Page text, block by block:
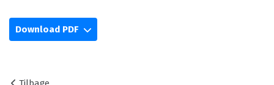
Download PDF